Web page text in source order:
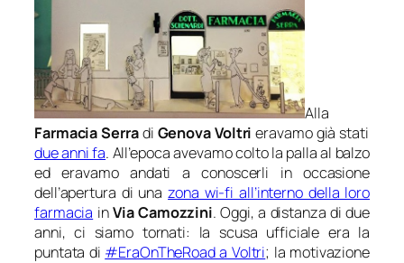
Alla
Farmacia Serradi Genova Voltri eravamo già stati
due anni fa. All’epoca avevamo colto la palla al balzo
ed eravamo andati a conoscerli in occasione
dell’apertura di unazona wi-fi all’interno della loro
farmacia inVia Camozzini. Oggi, a distanza di due
anni, ci siamo tornati: la scusa ufficiale era la
puntata di #EraOnTheRoad a Voltri; la motivazione